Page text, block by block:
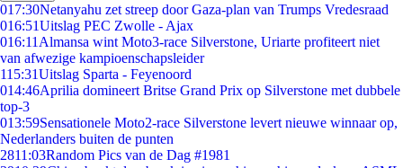
017:30Netanyahu zet streep door Gaza-plan van Trumps Vredesraad
016:51Uitslag PEC Zwolle - Ajax
016:11 Almansa wint Moto3-race Silverstone, Uriarte profiteert niet
van afwezige kampioenschapsleider
115:31Uitslag Sparta - Feyenoord
014:46Aprilia domineert Britse Grand Prix op Silverstone met dubbele
top-3
013:59Sensationele Moto2-race Silverstone levert nieuwe winnaar op,
Nederlanders buiten de punten
2811:03Random Pics van de Dag #1981